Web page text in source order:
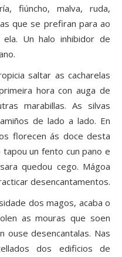
fiúncho, malva, ruda,
que se prefiran para ao
Un halo inhibidor de
saltar as cacharelas
hora con auga de
marabillas. As silvas
de lado a lado. En
florecen ás doce desta
un fento cun pano e
quedou cego. Mágoa
desencantamentos.
dos magos, acaba o
as mouras que soen
ouse desencantalas. Nas
dos edificios de